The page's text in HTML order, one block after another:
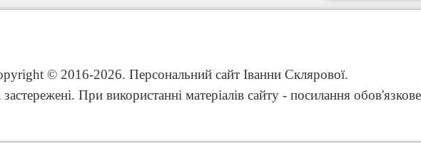
© 2016-2026. Персональний сайт Іванни Склярової.
При використанні матеріалів сайту - посилання